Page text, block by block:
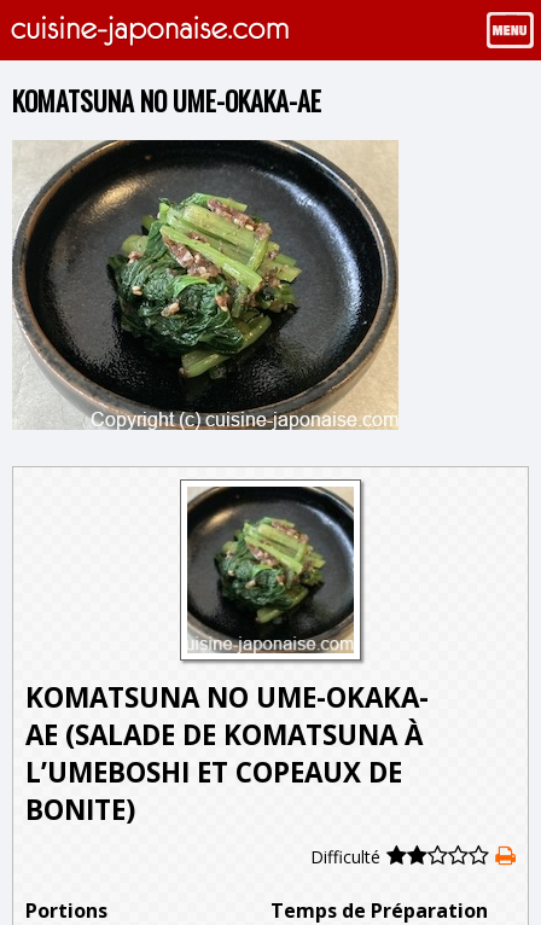
KOMATSUNA NO UME-OKAKA-AE
KOMATSUNA NO UME-OKAKA-
AE (SALADE DE KOMATSUNA À
L’UMEBOSHI ET COPEAUX DE
BONITE)
Difficulté
Portions
Temps de Préparation